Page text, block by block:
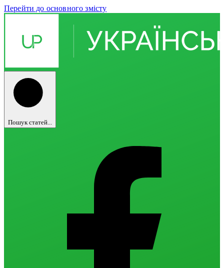
Перейти до основного змісту
Пошук статей...